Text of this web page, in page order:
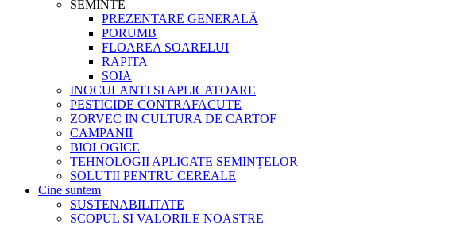
SEMINTE
PREZENTARE GENERALĂ
PORUMB
FLOAREA SOARELUI
RAPITA
SOIA
INOCULANTI SI APLICATOARE
PESTICIDE CONTRAFACUTE
ZORVEC IN CULTURA DE CARTOF
CAMPANII
BIOLOGICE
TEHNOLOGII APLICATE SEMINȚELOR
SOLUTII PENTRU CEREALE
Cine suntem
SUSTENABILITATE
SCOPUL SI VALORILE NOASTRE